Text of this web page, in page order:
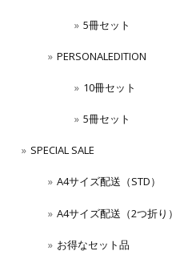
5冊セット
PERSONALEDITION
10冊セット
5冊セット
SPECIAL SALE
A4サイズ配送（STD）
A4サイズ配送（2つ折り）
お得なセット品